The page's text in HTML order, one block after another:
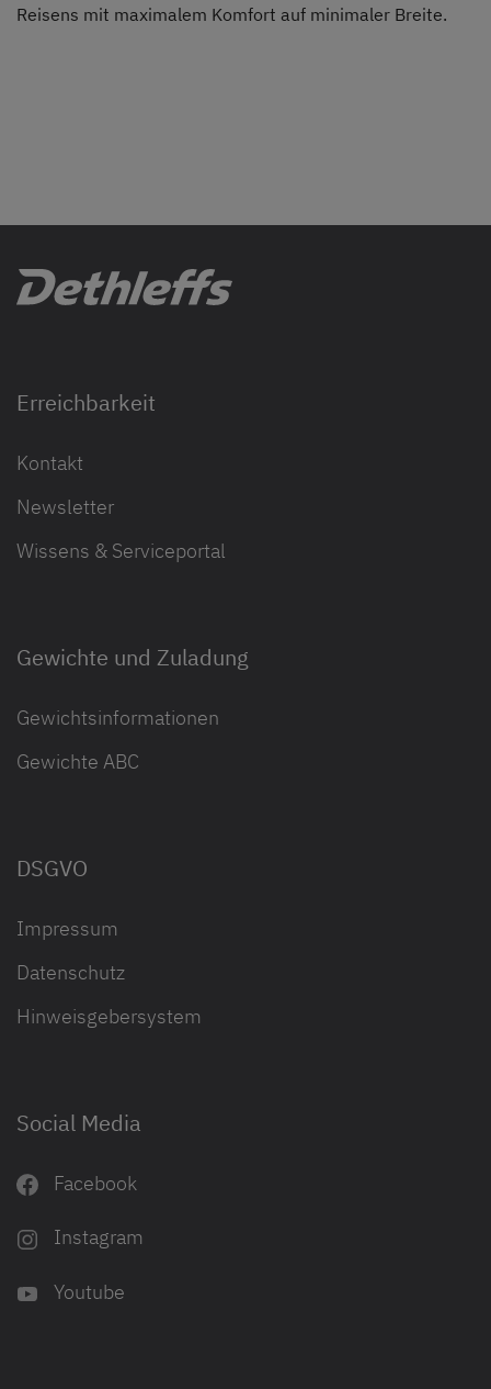
Reisens mit maximalem Komfort auf minimaler Breite.
Erreichbarkeit
Kontakt
Newsletter
Wissens & Serviceportal
Gewichte und Zuladung
Gewichtsinformationen
Gewichte ABC
DSGVO
Impressum
Datenschutz
Hinweisgebersystem
Social Media
Facebook
Instagram
Youtube